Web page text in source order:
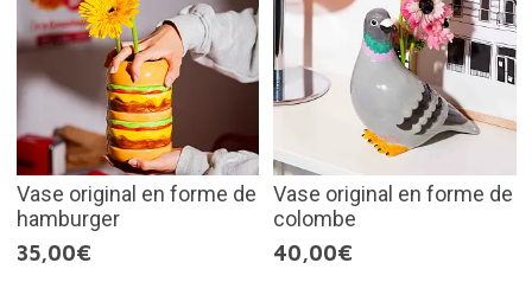
Vase original en forme de
hamburger
35,00€
Vase original en forme de
colombe
40,00€